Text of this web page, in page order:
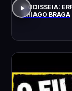
A ODISSEIA:
THIAGO BRAGA